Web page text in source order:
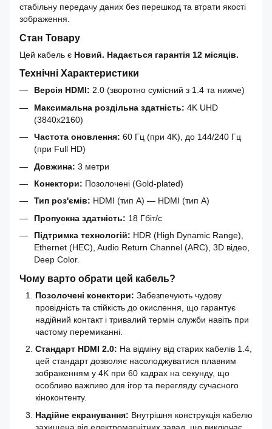
стабільну передачу даних без перешкод та втрати якості
зображення.
Стан Товару
Цей кабель є Новий. Надається гарантія 12 місяців.
Технічні Характеристики
Версія HDMI: 2.0 (зворотно сумісний з 1.4 та нижче)
Максимальна роздільна здатність: 4K UHD
(3840x2160)
Частота оновлення: 60 Гц (при 4K), до 144/240 Гц
(при Full HD)
Довжина: 3 метри
Конектори: Позолочені (Gold-plated)
Тип роз'ємів: HDMI (тип A) — HDMI (тип A)
Пропускна здатність: 18 Гбіт/с
Підтримка технологій: HDR (High Dynamic Range),
Ethernet (HEC), Audio Return Channel (ARC), 3D відео,
Deep Color.
Чому варто обрати цей кабель?
Позолочені конектори: Забезпечують чудову
провідність та стійкість до окислення, що гарантує
надійний контакт і тривалий термін служби навіть при
частому перемиканні.
Стандарт HDMI 2.0: На відміну від старих кабелів 1.4,
цей стандарт дозволяє насолоджуватися плавним
зображенням у 4K при 60 кадрах на секунду, що
особливо важливо для ігор та перегляду сучасного
кіноконтенту.
Надійне екранування: Внутрішня конструкція кабелю
захищена від електромагнітних завад, що виключає